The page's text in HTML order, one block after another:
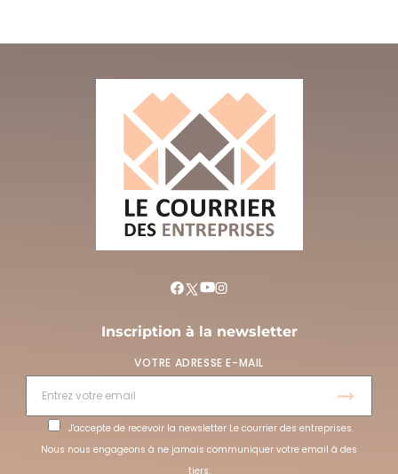
Inscription à la newsletter
VOTRE ADRESSE E-MAIL
J'accepte de recevoir la newsletter Le courrier des entreprises.
Nous nous engageons à ne jamais communiquer votre email à des
tiers.